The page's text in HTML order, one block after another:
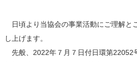
日頃より当協会の事業活動にご理解と
し上げます。
先般、2022年７月７日付日環第22052